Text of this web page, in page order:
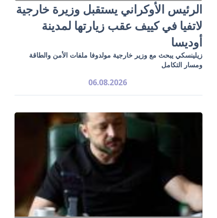
الرئيس الأوكراني يستقبل وزيرة خارجية
لاتفيا في كييف عقب زيارتها لمدينة
أوديسا
زيلينسكي يبحث مع وزير خارجية مولدوفا ملفات الأمن والطاقة
ومسار التكامل
06.08.2026